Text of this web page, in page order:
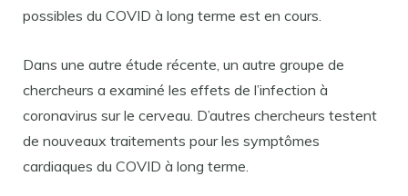
possibles du COVID à long terme est en cours.
Dans une autre étude récente, un autre groupe de
chercheurs a examiné les effets de l’infection à
coronavirus sur le cerveau. D’autres chercheurs testent
de nouveaux traitements pour les symptômes
cardiaques du COVID à long terme.